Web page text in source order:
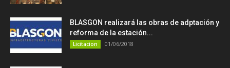
BLASGON realizará las obras de adptación y
reforma de la estación...
Licitacion 01/06/2018